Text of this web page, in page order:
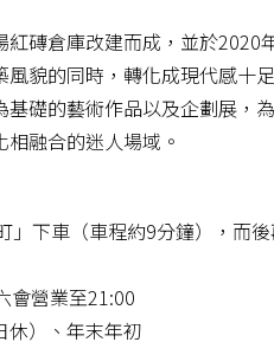
磚倉庫改建而成，並於
貌的同時，轉化成現代感十
礎的藝術作品以及企劃展，
融合的迷人場域。
下車（車程約9分鐘），而
會營業至21:00
）、年末年初